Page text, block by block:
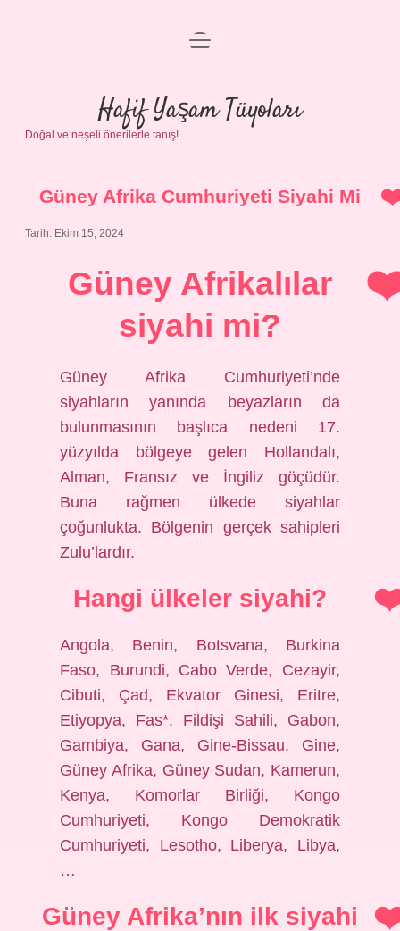
Anasayfa
Gizlilik Politikası
Yasal Uyarı
menüyü
Hafif Yaşam Tüyoları
Doğal ve neşeli önerilerle tanış!
Güney Afrika Cumhuriyeti Siyahi Mi
Tarih: Ekim 15, 2024
Güney Afrikalılar
siyahi mi?
Güney Afrika Cumhuriyeti’nde
siyahların yanında beyazların da
bulunmasının başlıca nedeni 17.
yüzyılda bölgeye gelen Hollandalı,
Alman, Fransız ve İngiliz göçüdür.
Buna rağmen ülkede siyahlar
çoğunlukta. Bölgenin gerçek sahipleri
Zulu’lardır.
Hangi ülkeler siyahi?
Angola, Benin, Botsvana, Burkina
Faso, Burundi, Cabo Verde, Cezayir,
Cibuti, Çad, Ekvator Ginesi, Eritre,
Etiyopya, Fas*, Fildişi Sahili, Gabon,
Gambiya, Gana, Gine-Bissau, Gine,
Güney Afrika, Güney Sudan, Kamerun,
Kenya, Komorlar Birliği, Kongo
Cumhuriyeti, Kongo Demokratik
Cumhuriyeti, Lesotho, Liberya, Libya,
…
Güney Afrika’nın ilk siyahi